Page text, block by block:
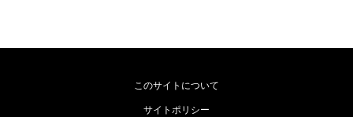
このサイトについて
サイトポリシー